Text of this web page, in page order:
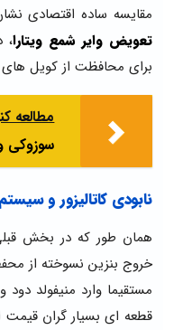
مقایسه ساده اقتصادی
تعویض وایر شمع ویتارا،
برای محافظت از کویل
مطالعه
سوزوکی
نابودی کاتالیزور و
همان طور که در بخش
خروج بنزین نسوخته از
مستقیما وارد منیفولد
قطعه ای بسیار گران قیمت